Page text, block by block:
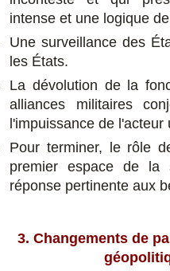
intense et une logique
Une surveillance des
les États.
La dévolution de la
alliances militaires
l'impuissance de l'acteur
Pour terminer, le rôle
premier espace de la
réponse pertinente aux
3. Changements de